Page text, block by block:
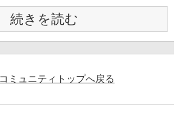
続きを読む
コミュニティトップへ戻る